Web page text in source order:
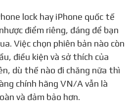
điểm riêng, đáng để bạn
Việc chọn phiên bản nào còn
điều kiện và sở thích của
dù thế nào đi chăng nữa thì
chính hãng VN/A vẫn là
và đảm bảo hơn.